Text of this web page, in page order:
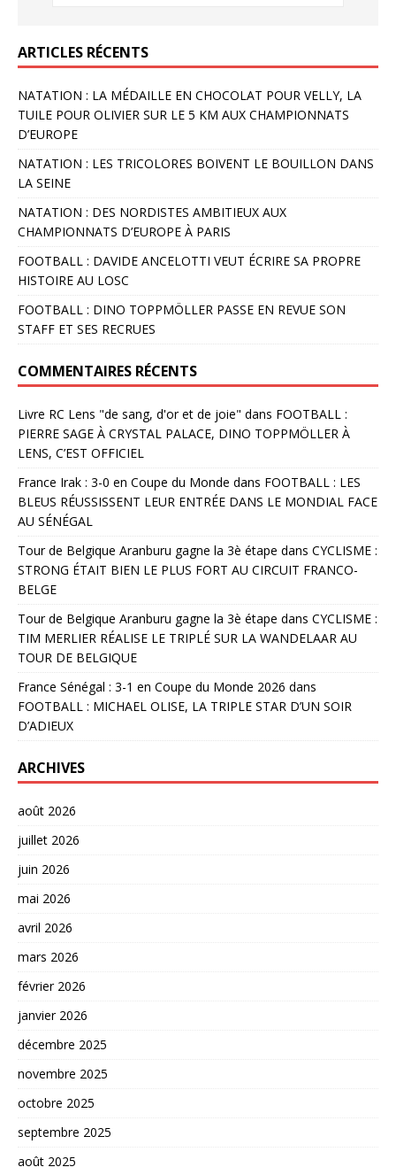
ARTICLES RÉCENTS
NATATION : LA MÉDAILLE EN CHOCOLAT POUR VELLY, LA
TUILE POUR OLIVIER SUR LE 5 KM AUX CHAMPIONNATS
D’EUROPE
NATATION : LES TRICOLORES BOIVENT LE BOUILLON DANS
LA SEINE
NATATION : DES NORDISTES AMBITIEUX AUX
CHAMPIONNATS D’EUROPE À PARIS
FOOTBALL : DAVIDE ANCELOTTI VEUT ÉCRIRE SA PROPRE
HISTOIRE AU LOSC
FOOTBALL : DINO TOPPMÖLLER PASSE EN REVUE SON
STAFF ET SES RECRUES
COMMENTAIRES RÉCENTS
Livre RC Lens "de sang, d'or et de joie" dans FOOTBALL :
PIERRE SAGE À CRYSTAL PALACE, DINO TOPPMÖLLER À
LENS, C’EST OFFICIEL
France Irak : 3-0 en Coupe du Monde dans FOOTBALL : LES
BLEUS RÉUSSISSENT LEUR ENTRÉE DANS LE MONDIAL FACE
AU SÉNÉGAL
Tour de Belgique Aranburu gagne la 3è étape dans CYCLISME :
STRONG ÉTAIT BIEN LE PLUS FORT AU CIRCUIT FRANCO-
BELGE
Tour de Belgique Aranburu gagne la 3è étape dans CYCLISME :
TIM MERLIER RÉALISE LE TRIPLÉ SUR LA WANDELAAR AU
TOUR DE BELGIQUE
France Sénégal : 3-1 en Coupe du Monde 2026 dans
FOOTBALL : MICHAEL OLISE, LA TRIPLE STAR D’UN SOIR
D’ADIEUX
ARCHIVES
août 2026
juillet 2026
juin 2026
mai 2026
avril 2026
mars 2026
février 2026
janvier 2026
décembre 2025
novembre 2025
octobre 2025
septembre 2025
août 2025